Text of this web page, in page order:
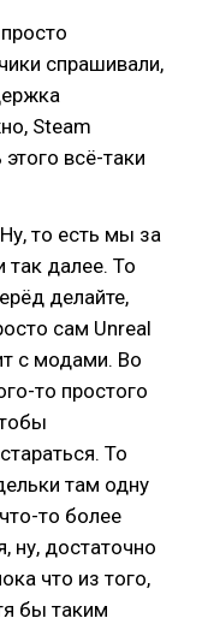
спрашивали,
Steam
всё-таки
то есть мы за
так далее. То
делайте,
сам Unreal
с модами. Во
то простого
То
там одну
то более
ну, достаточно
что из того,
бы таким